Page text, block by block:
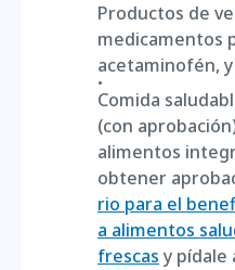
Productos de
medicamentos
acetaminofén,
Comida
(con
alimentos
obtener
rio para el
a alimentos
frescas y pídale